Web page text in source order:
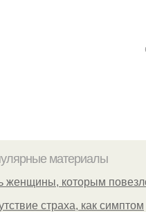
материалы
женщины, которым
страха, как симптом